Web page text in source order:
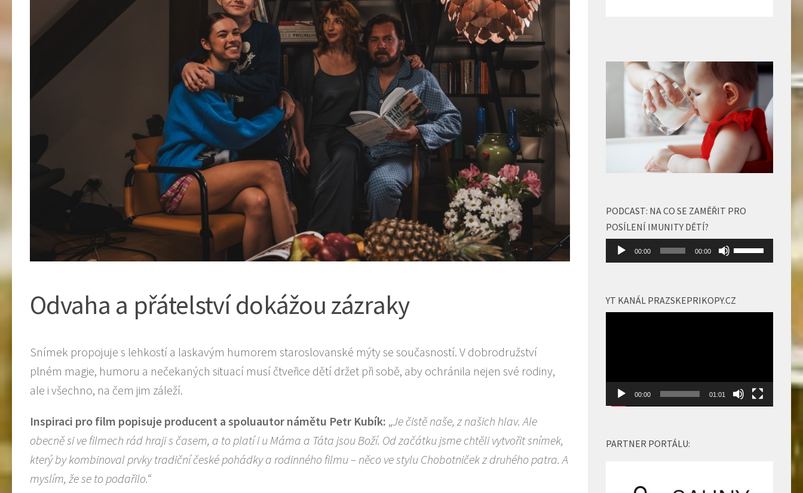
Odvaha a přátelství dokážou zázraky
Snímek propojuje s lehkostí a laskavým humorem staroslovanské mýty se současností. V dobrodružství
plném magie, humoru a nečekaných situací musí čtveřice dětí držet při sobě, aby ochránila nejen své rodiny,
ale i všechno, na čem jim záleží.
Inspiraci pro film popisuje producent a spoluautor námětu Petr Kubík: „Je čistě naše, z našich hlav. Ale
obecně si ve filmech rád hraji s časem, a to platí i u Máma a Táta jsou Boží. Od začátku jsme chtěli vytvořit snímek,
který by kombinoval prvky tradiční české pohádky a rodinného filmu – něco ve stylu Chobotniček z druhého patra. A
myslím, že se to podařilo.“
PODCAST: NA CO SE ZAMĚŘIT PRO
POSÍLENÍ IMUNITY DĚTÍ?
Audio
přehrávač
00:00 00:00
Použitím
šipek
zvýšíte
nebo
YT KANÁL PRAZSKEPRIKOPY.CZ
00:00 01:01
PARTNER PORTÁLU: